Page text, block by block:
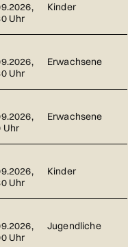
Uhr
Kinder
Uhr
Erwachsene
Uhr
Erwachsene
Uhr
Kinder
Uhr
Jugendliche